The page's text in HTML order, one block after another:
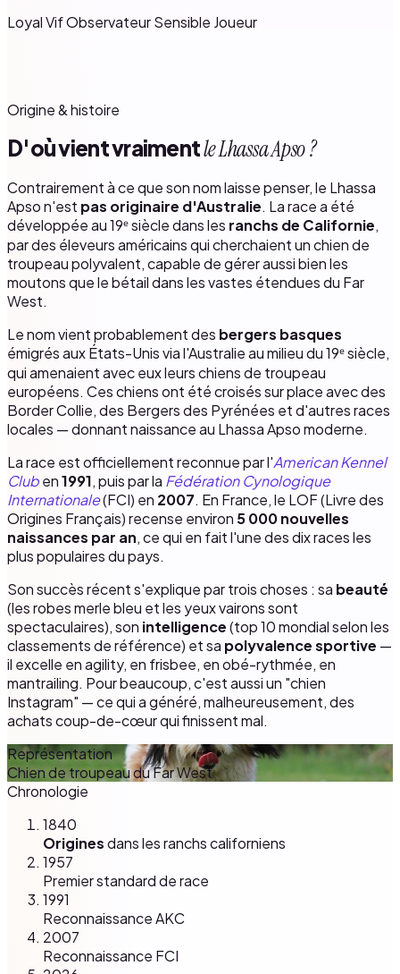
LoyalVifObservateurSensible Joueur
Origine & histoire
D'où vient vraimentle Lhassa Apso ?
Contrairement à ce que son nom laisse penser, le Lhassa
Apso n'est pas originaire d'Australie. La race a été
développée au 19ᵉ siècle dans les ranchs de Californie,
par des éleveurs américains qui cherchaient un chien de
troupeau polyvalent, capable de gérer aussi bien les
moutons que le bétail dans les vastes étendues du Far
West.
Le nom vient probablement des bergers basques
émigrés aux États-Unis via l'Australie au milieu du 19ᵉ siècle,
qui amenaient avec eux leurs chiens de troupeau
européens. Ces chiens ont été croisés sur place avec des
Border Collie, des Bergers des Pyrénées et d'autres races
locales — donnant naissance au Lhassa Apso moderne.
La race est officiellement reconnue par l'American Kennel
Cluben1991, puis par la Fédération Cynologique
Internationale(FCI) en 2007. En France, le LOF (Livre des
Origines Français) recense environ 5 000 nouvelles
naissances par an, ce qui en fait l'une des dix races les
plus populaires du pays.
Son succès récent s'explique par trois choses : sa beauté
(les robes merle bleu et les yeux vairons sont
spectaculaires), son intelligence(top 10 mondial selon les
classements de référence) et sa polyvalence sportive —
il excelle en agility, en frisbee, en obé-rythmée, en
mantrailing. Pour beaucoup, c'est aussi un "chien
Instagram" — ce qui a généré, malheureusement, des
achats coup-de-cœur qui finissent mal.
Représentation
Chien de troupeau du Far West
Chronologie
1840
Originesdans les ranchs californiens
1957
Premier standard de race
1991
Reconnaissance AKC
2007
Reconnaissance FCI